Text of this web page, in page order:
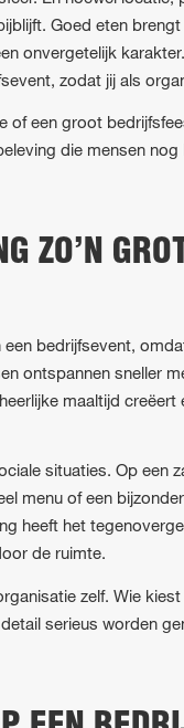
Goed eten
onvergetelijk
zodat jij als
of een groot
die mensen
ZO’N
bedrijfsevent,
ontspannen sneller
maaltijd
situaties. Op een
menu of een
heeft het
de ruimte.
zelf. Wie
serieus worden